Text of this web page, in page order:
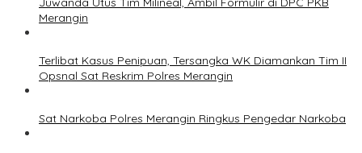
Merangin
Terlibat Kasus Penipuan, Tersangka WK Diamankan Tim II
Opsnal Sat Reskrim Polres Merangin
Sat Narkoba Polres Merangin Ringkus Pengedar Narkoba